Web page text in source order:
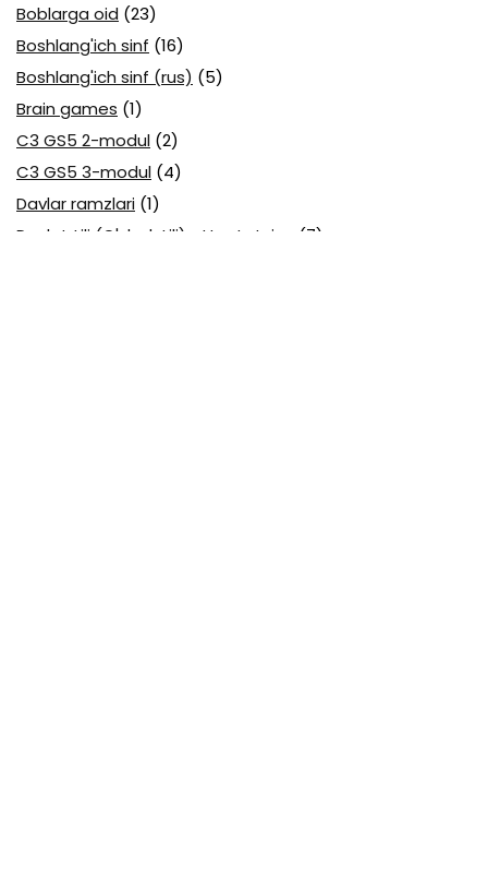
Boblarga oid (23)
Boshlang'ich sinf (16)
Boshlang'ich sinf (rus) (5)
Brain games (1)
C3 GS5 2-modul (2)
C3 GS5 3-modul (4)
Davlar ramzlari (1)
Davlat tili (O'zbek tili) attestatsiya
(7)